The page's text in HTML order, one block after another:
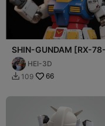
SHIN-GUNDAM [RX-
CUSTOM] : Chibi
Ver.2HEI-3D
 109 66